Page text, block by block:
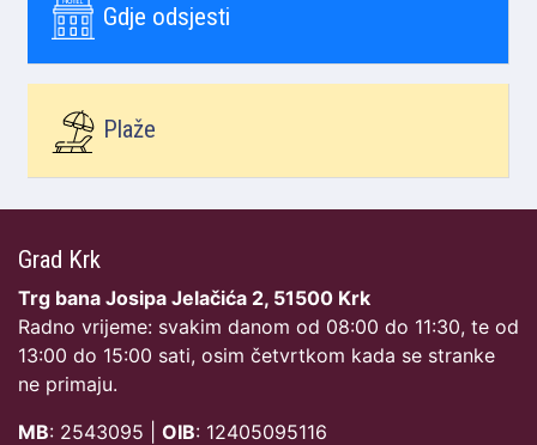
Gdje odsjesti
Plaže
Grad Krk
Trg bana Josipa Jelačića 2, 51500 Krk
Radno vrijeme: svakim danom od 08:00 do 11:30, te od
13:00 do 15:00 sati, osim četvrtkom kada se stranke
ne primaju.
MB: 2543095 | OIB: 12405095116